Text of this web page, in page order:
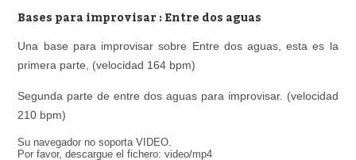
Área personal
Bases para improvisar : Entre dos aguas
Una base para improvisar sobre Entre dos aguas, esta es la
primera parte, (velocidad 164 bpm)
Segunda parte de entre dos aguas para improvisar. (velocidad
210 bpm)
Su navegador no soporta VIDEO.
Por favor, descargue el fichero: video/mp4